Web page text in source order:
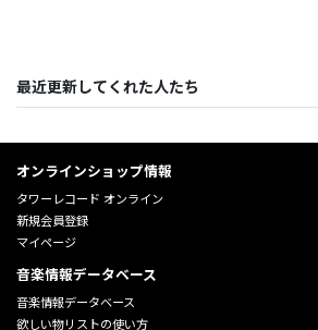
最近更新してくれた人たち
オンラインショップ情報
タワーレコード オンライン
新規会員登録
マイページ
音楽情報データベース
音楽情報データベース
欲しい物リストの使い方